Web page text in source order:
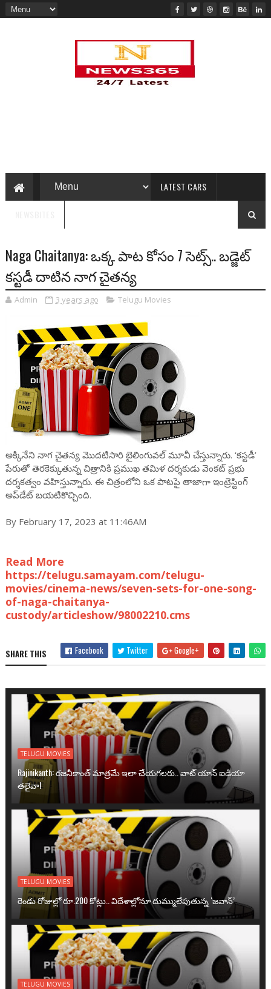
LATEST CARS
Naga Chaitanya: ఒక్క పాట కోసం 7 సెట్స్.. బడ్జెట్
కస్టడీ దాటిన నాగ చైతన్య
Admin 3 years ago Telugu Movies
అక్కినేని నాగ చైతన్య మొదటిసారి బైలింగువల్ మూవీ చేస్తున్నారు. ‘కస్టడీ’
పేరుతో తెరకెక్కుతున్న చిత్రానికి ప్రముఖ తమిళ దర్శకుడు వెంకట్ ప్రభు
దర్శకత్వం వహిస్తున్నారు. ఈ చిత్రంలోని ఒక పాటపై తాజాగా ఇంట్రెస్టింగ్
అప్‌డేట్ బయటికొచ్చింది.
By February 17, 2023 at 11:46AM
Read More
https://telugu.samayam.com/telugu-
movies/cinema-news/seven-sets-for-one-song-
of-naga-chaitanya-
custody/articleshow/98002210.cms
SHARE THIS Facebook Twitter Google+
TELUGU MOVIES
Rajinikanth: రజనీకాంత్ మాత్రమే ఇలా చేయగలరు.. వాట్ యాన్ ఐడియా
తలైవా!
TELUGU MOVIES
రెండు రోజుల్లో రూ.200 కోట్లు.. విదేశాల్లోనూ దుమ్ములేపుతున్న ‘జవాన్’
TELUGU MOVIES